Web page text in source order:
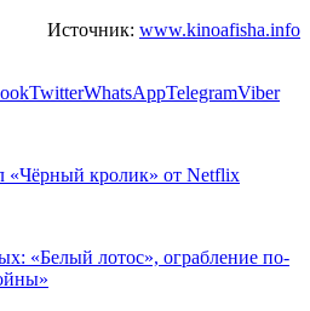
Источник: www.kinoafisha.info
TwitterWhatsAppTelegramViber
«Чёрный кролик» от Netflix
«Белый лотос», ограбление по-